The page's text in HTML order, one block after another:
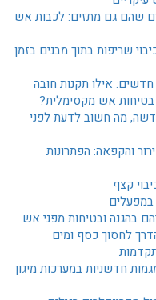
שהם גם מתזים: לכבות אש
שריפות בתוך מבנים בזמן
חדשים: אילו תקנות חובה
אש מקסימלית?
מה חשוב לדעת לפני
והקפאה: הפתרונות
קצף
במפעלים
בהגנה ובטיחות מפני אש
לחסוך כסף ומים
חדשניות במערכות מיגון